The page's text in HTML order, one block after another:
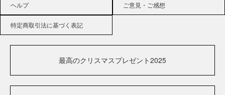
ヘルプ ご意見・ご感想
特定商取引法に基づく表記
最高のクリスマスプレゼント2025